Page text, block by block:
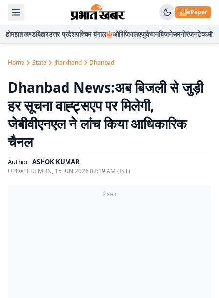
ePaper
होमझारखण्डबिहारउत्तर प्रदेशपश्चिम बंगाल ओरिजिनलएजुकेशनबिजनेसमनोरंजनटेकऑटो
Home State Jharkhand Dhanbad
Dhanbad News:अब बिजली से जुड़ी
हर सूचना वाह्ट्सएप पर मिलेगी,
जेबीवीएनएल ने लांच किया आधिकारिक
चैनल
Author ASHOK KUMAR
UPDATED: MON, 15 JUN 2026 02:19 AM (IST)
विज्ञापन